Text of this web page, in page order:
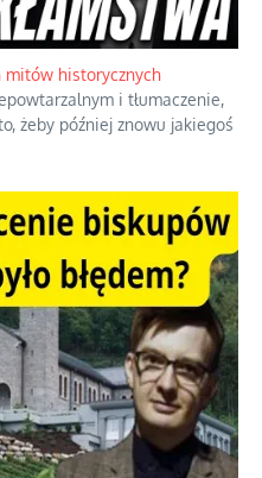
mitów historycznych
i tłumaczenie,
żeby później znowu jakiegoś